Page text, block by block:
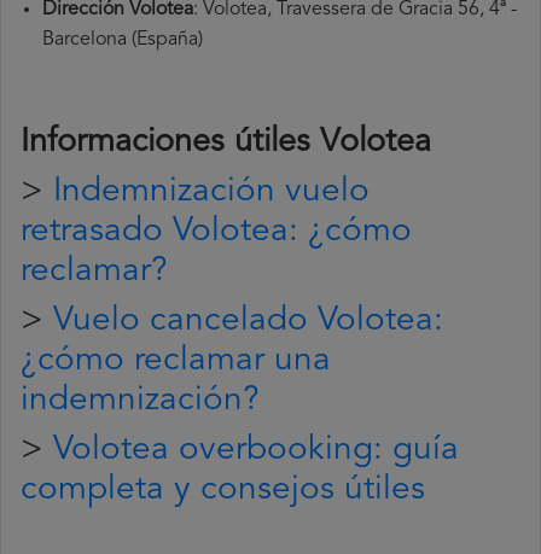
Dirección Volotea: Volotea, Travessera de Gracia 56, 4ª -
Barcelona (España)
Informaciones útiles Volotea
> Indemnización vuelo
retrasado Volotea: ¿cómo
reclamar?
> Vuelo cancelado Volotea:
¿cómo reclamar una
indemnización?
> Volotea overbooking: guía
completa y consejos útiles